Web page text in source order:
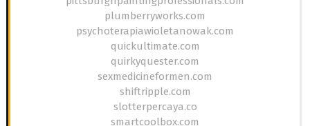
plumberryworks.com
psychoterapiawioletanowak.com
quickultimate.com
quirkyquester.com
sexmedicineformen.com
shiftripple.com
slotterpercaya.co
smartcoolbox.com